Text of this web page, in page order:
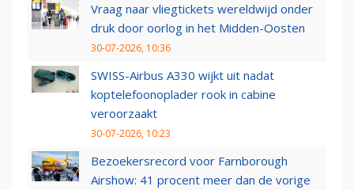
Vraag naar vliegtickets wereldwijd onder
druk door oorlog in het Midden-Oosten
30-07-2026, 10:36
SWISS-Airbus A330 wijkt uit nadat
koptelefoonoplader rook in cabine
veroorzaakt
30-07-2026, 10:23
Bezoekersrecord voor Farnborough
Airshow: 41 procent meer dan de vorige